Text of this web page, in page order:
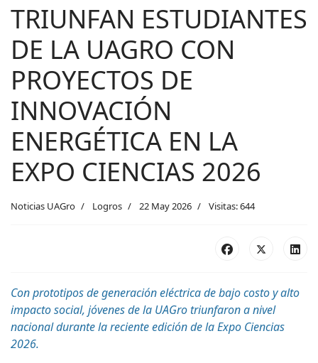
TRIUNFAN ESTUDIANTES
DE LA UAGRO CON
PROYECTOS DE
INNOVACIÓN
ENERGÉTICA EN LA
EXPO CIENCIAS 2026
Noticias UAGro Logros 22 May 2026 Visitas: 644
Con prototipos de generación eléctrica de bajo costo y alto
impacto social, jóvenes de la UAGro triunfaron a nivel
nacional durante la reciente edición de la Expo Ciencias
2026.